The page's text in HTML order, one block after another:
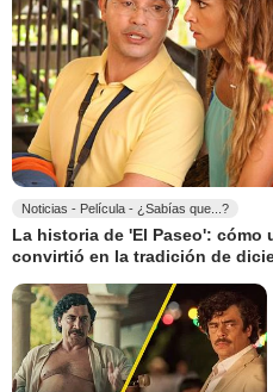
Noticias - Película - ¿Sabías que...?
La historia de 'El Paseo': cómo
convirtió en la tradición de